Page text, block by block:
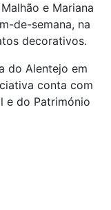
e Mariana
de-semana, na
decorativos.
do Alentejo em
conta com
e do Património